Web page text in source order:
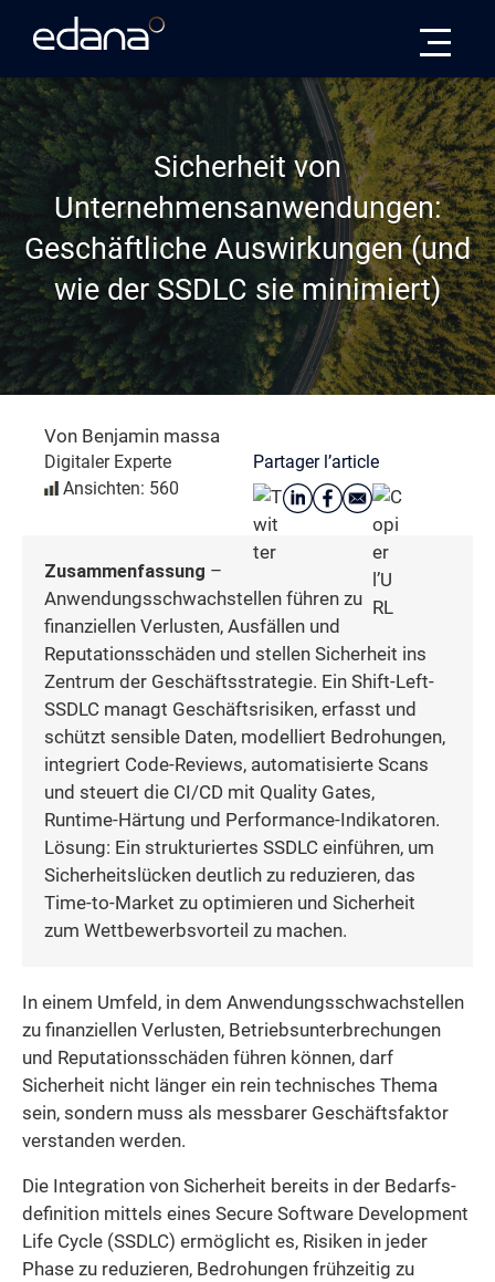
Sicherheit von
Unternehmensanwendungen:
Geschäftliche Auswirkungen (und
wie der SSDLC sie minimiert)
Von Benjamin massa
Digitaler Experte
Ansichten: 560
Partager l’article
Zusammenfassung –
Anwendungsschwachstellen führen zu
finanziellen Verlusten, Ausfällen und
Reputationsschäden und stellen Sicherheit ins
Zentrum der Geschäftsstrategie. Ein Shift-Left-
SSDLC managt Geschäftsrisiken, erfasst und
schützt sensible Daten, modelliert Bedrohungen,
integriert Code-Reviews, automatisierte Scans
und steuert die CI/CD mit Quality Gates,
Runtime-Härtung und Performance-Indikatoren.
Lösung: Ein strukturiertes SSDLC einführen, um
Sicherheitslücken deutlich zu reduzieren, das
Time-to-Market zu optimieren und Sicherheit
zum Wettbewerbsvorteil zu machen.
In einem Umfeld, in dem Anwendungsschwachstellen
zu finanziellen Verlusten, Betriebsunterbrechungen
und Reputationsschäden führen können, darf
Sicherheit nicht länger ein rein technisches Thema
sein, sondern muss als messbarer Geschäfts­faktor
verstanden werden.
Die Integration von Sicherheit bereits in der Bedarfs­
definition mittels eines Secure Software Development
Life Cycle (SSDLC) ermöglicht es, Risiken in jeder
Phase zu reduzieren, Bedrohungen frühzeitig zu